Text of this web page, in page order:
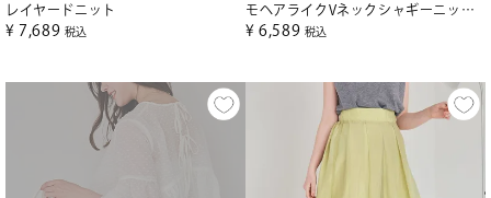
レイヤードニット
¥ 7,689 税込
モヘアライクVネックシャギーニットカーディガン
¥ 6,589 税込